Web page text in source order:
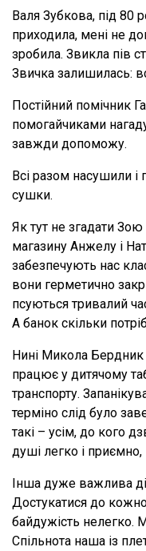
Валя Зубкова, під 80
приходила, мені не
зробила. Звикла пів
Звичка залишилась:
Постійний помічник
помогайчиками
завжди допоможу.
Всі разом насушили
сушки.
Як тут не згадати Зою
магазину Анжелу і
забезпечують нас
вони герметично
псуються тривалий
А банок скільки
Нині Микола Бердник
працює у дитячому
транспорту.
терміно слід було
такі – усім, до кого
душі легко і
Інша дуже важлива
Достукатися до
байдужість нелегко.
Спільнота наша із